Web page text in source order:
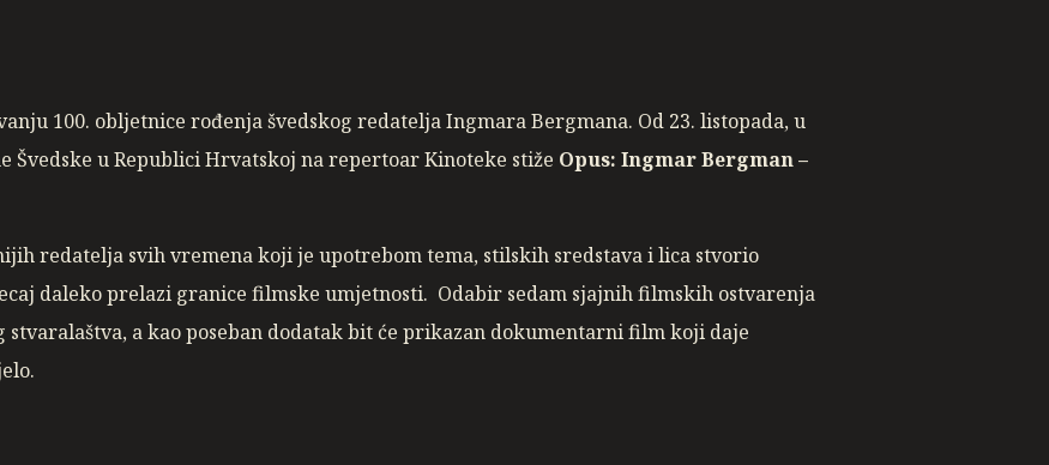
100. obljetnice rođenja švedskog redatelja Ingmara Bergmana. Od 23. listopada, u
Švedske u Republici Hrvatskoj na repertoar Kinoteke stiže Opus: Ingmar Bergman–
redatelja svih vremena koji je upotrebom tema, stilskih sredstava i lica stvorio
daleko prelazi granice filmske umjetnosti. Odabir sedam sjajnih filmskih ostvarenja
stvaralaštva, a kao poseban dodatak bit će prikazan dokumentarni film koji daje